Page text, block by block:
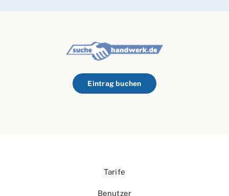
Eintrag buchen
Tarife
Benutzer